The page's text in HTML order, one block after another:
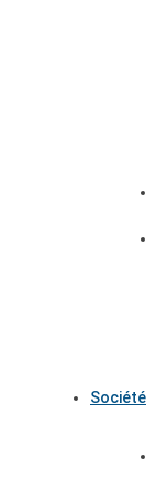
Société